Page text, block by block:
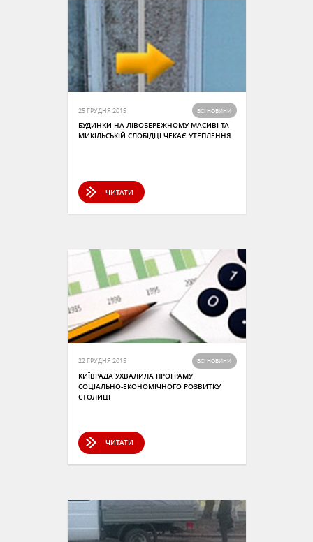
25 ГРУДНЯ 2015 ВСІ НОВИНИ
БУДИНКИ НА ЛІВОБЕРЕЖНОМУ МАСИВІ ТА
МИКІЛЬСЬКІЙ СЛОБІДЦІ ЧЕКАЄ УТЕПЛЕННЯ
ЧИТАТИ
22 ГРУДНЯ 2015 ВСІ НОВИНИ
КИЇВРАДА УХВАЛИЛА ПРОГРАМУ
СОЦІАЛЬНО-ЕКОНОМІЧНОГО РОЗВИТКУ
СТОЛИЦІ
ЧИТАТИ